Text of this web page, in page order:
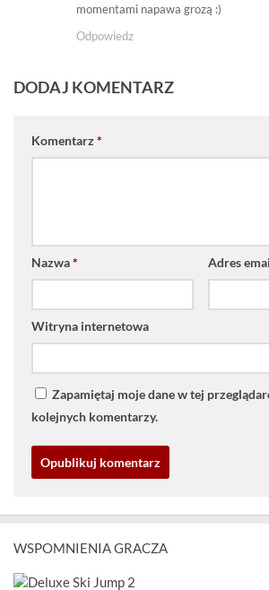
momentami napawa grozą :)
Odpowiedz
DODAJ KOMENTARZ
Komentarz *
Nazwa* Adres
Witryna internetowa
Zapamiętaj moje dane w tej
kolejnych komentarzy.
WSPOMNIENIA GRACZA